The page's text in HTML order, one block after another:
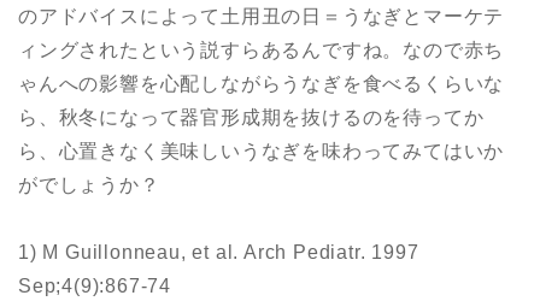
のアドバイスによって土用丑の日＝うなぎとマーケテ
ィングされたという説すらあるんですね。なので赤ち
ゃんへの影響を心配しながらうなぎを食べるくらいな
ら、秋冬になって器官形成期を抜けるのを待ってか
ら、心置きなく美味しいうなぎを味わってみてはいか
がでしょうか？
1) M Guillonneau, et al. Arch Pediatr. 1997
Sep;4(9):867-74